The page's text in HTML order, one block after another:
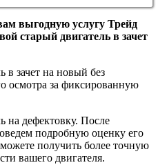
выгодную услугу Трейд
старый двигатель в зачет
в зачет на новый без
осмотра за фиксированную
на дефектовку. После
подробную оценку его
получить более точную
вашего двигателя.